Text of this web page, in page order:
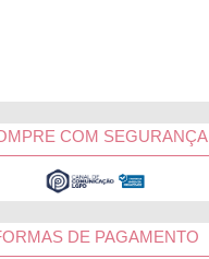
COM SEGURANÇA
DE PAGAMENTO